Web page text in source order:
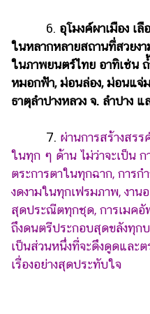
6. อุโมงค์ผาเมือง เ
ในหลากหลายสถานที่สวยง
ในภาพยนตร์ไทย อาทิเช่น ถ้
หมอกฟ้า, ม่อนล่อง, ม่อนแจ่
ธาตุลำปางหลวง จ. ลำปาง แ
7. ผ่านการสร้างสร
ในทุก ๆ ด้าน ไม่ว่าจะเป็น ก
ตระการตาในทุกฉาก, การ
งดงามในทุกเฟรมภาพ, งาน
สุดประณีตทุกชุด, การเมคอั
ถึงดนตรีประกอบสุดขลังทุก
เป็นส่วนหนึ่งที่จะดึงดูดและ
เรื่องอย่างสุดประทับใจ